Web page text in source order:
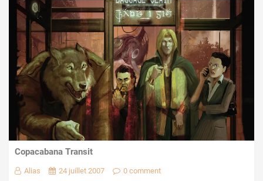
Copacabana Transit
Alias 24 juillet 2007 0 comment